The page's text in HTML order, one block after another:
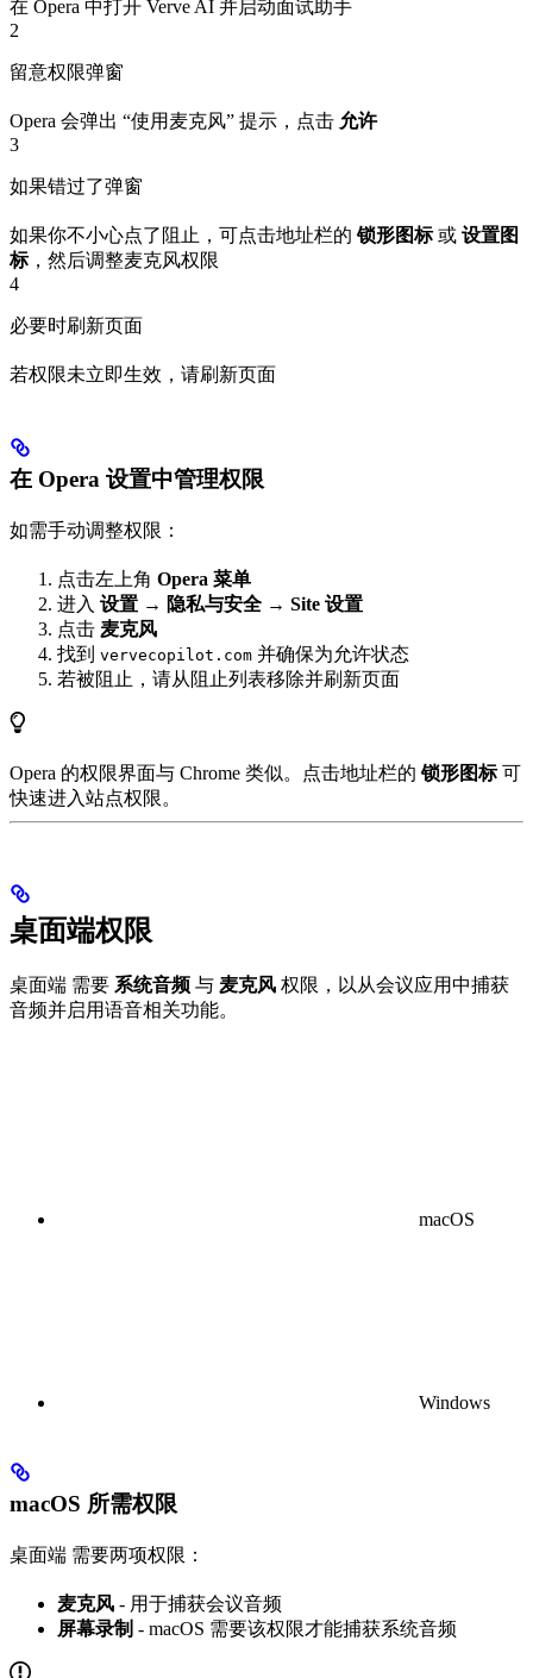
在 Opera 中打开 Verve AI 并启动面试助手
2
留意权限弹窗
Opera 会弹出 “使用麦克风” 提示，点击 允许
3
如果错过了弹窗
如果你不小心点了阻止，可点击地址栏的锁形图标或 设置图
标，然后调整麦克风权限
4
必要时刷新页面
若权限未立即生效，请刷新页面
在 Opera 设置中管理权限
如需手动调整权限：
点击左上角 Opera 菜单
进入 设置 → 隐私与安全 → Site 设置
点击 麦克风
找到 vervecopilot.com 并确保为允许状态
若被阻止，请从阻止列表移除并刷新页面
Opera 的权限界面与 Chrome 类似。点击地址栏的锁形图标可
快速进入站点权限。
桌面端权限
桌面端 需要 系统音频 与 麦克风 权限，以从会议应用中捕获
音频并启用语音相关功能。
macOS
Windows
macOS 所需权限
桌面端 需要两项权限：
麦克风 - 用于捕获会议音频
屏幕录制 - macOS 需要该权限才能捕获系统音频